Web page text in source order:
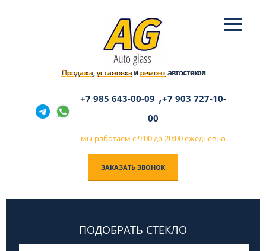
Продажа,установкаи ремонтавтостекол
+7 985 643-00-09 ,+7 903 727-10-
00
мы работаем с 9:00 до 20:00 ежедневно
ЗАКАЗАТЬ ЗВОНОК
ПОДОБРАТЬ СТЕКЛО